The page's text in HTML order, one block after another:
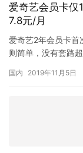
爱奇艺会员卡仅
7.8元/月
爱奇艺2年会员卡首
则简单，没有套路
国内 2019年11月5日